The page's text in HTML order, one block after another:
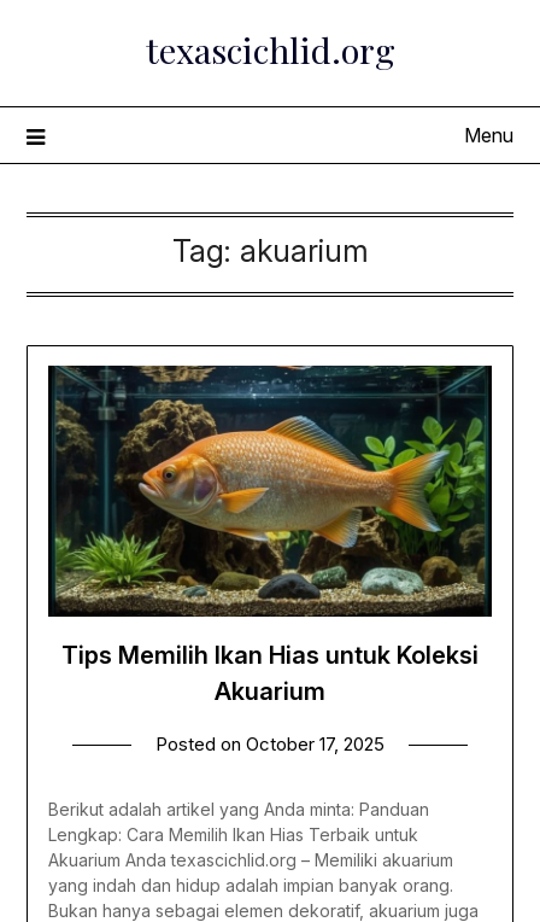
texascichlid.org
Menu
Tag: akuarium
Tips Memilih Ikan Hias untuk Koleksi
Akuarium
Posted on October 17, 2025
Berikut adalah artikel yang Anda minta: Panduan
Lengkap: Cara Memilih Ikan Hias Terbaik untuk
Akuarium Anda texascichlid.org – Memiliki akuarium
yang indah dan hidup adalah impian banyak orang.
Bukan hanya sebagai elemen dekoratif, akuarium juga